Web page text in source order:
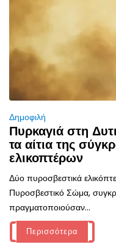
Δημοφιλή
Πυρκαγιά στη
τα αίτια της
ελικοπτέρων
Δύο πυροσβεστικά
Πυροσβεστικό Σώμα,
πραγματοποιούσαν...
Περισσότερα